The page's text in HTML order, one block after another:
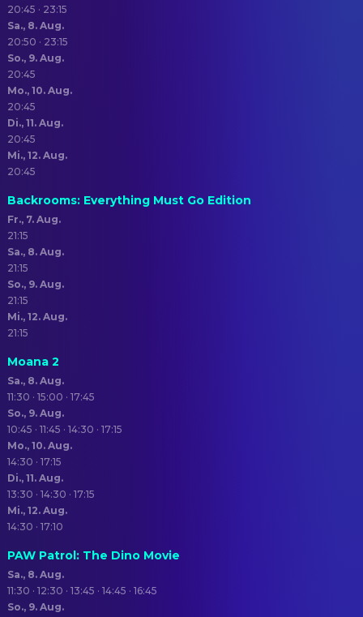
20:45 · 23:15
Sa., 8. Aug.
20:50 · 23:15
So., 9. Aug.
20:45
Mo., 10. Aug.
20:45
Di., 11. Aug.
20:45
Mi., 12. Aug.
20:45
Backrooms: Everything Must Go Edition
Fr., 7. Aug.
21:15
Sa., 8. Aug.
21:15
So., 9. Aug.
21:15
Mi., 12. Aug.
21:15
Moana 2
Sa., 8. Aug.
11:30 · 15:00 · 17:45
So., 9. Aug.
10:45 · 11:45 · 14:30 · 17:15
Mo., 10. Aug.
14:30 · 17:15
Di., 11. Aug.
13:30 · 14:30 · 17:15
Mi., 12. Aug.
14:30 · 17:10
PAW Patrol: The Dino Movie
Sa., 8. Aug.
11:30 · 12:30 · 13:45 · 14:45 · 16:45
So., 9. Aug.